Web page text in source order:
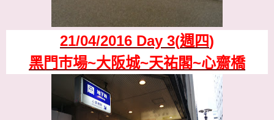
21/04/2016 Day 3(週四)
黑門巿場~大阪城~天祐閣~心齋橋